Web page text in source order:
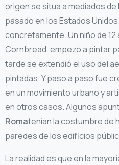
origen se situa a mediados de
pasado en los Estados
concretamente. Un niño de
Cornbread, empezó a pintar
tarde se extendió el uso del
pintadas. Y paso a paso fue
en un movimiento urbano y
en otros casos. Algunos
Romatenían la costumbre de
paredes de los edificios
La realidad es que en la